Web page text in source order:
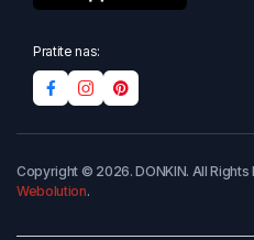
Pratite nas:
Copyright © 2026. DONKIN. All
Webolution.